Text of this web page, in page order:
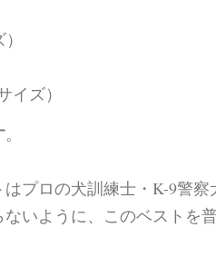
イズ）
。
プロの犬訓練士・K-9警
いように、このベストを